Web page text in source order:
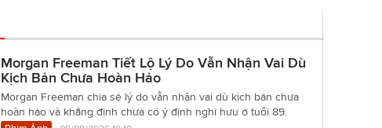
Morgan Freeman Tiết Lộ Lý Do Vẫn Nhận Vai Dù
Kịch Bản Chưa Hoàn Hảo
Morgan Freeman chia sẻ lý do vẫn nhận vai dù kịch bản chưa
hoàn hảo và khẳng định chưa có ý định nghỉ hưu ở tuổi 89.